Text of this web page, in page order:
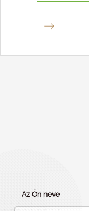
Az Ön neve